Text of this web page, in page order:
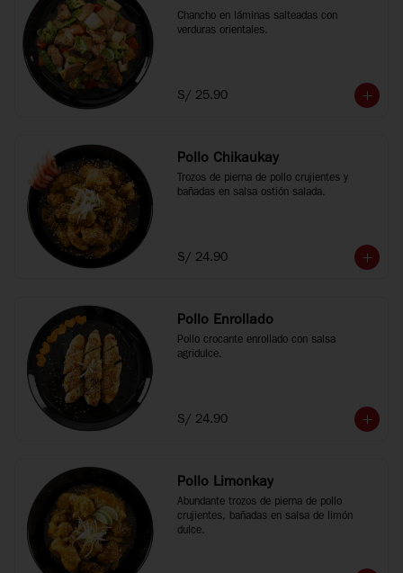
Chancho en láminas salteadas con
verduras orientales.
S/ 25.90
Pollo Chikaukay
Trozos de pierna de pollo crujientes y
bañadas en salsa ostión salada.
S/ 24.90
Pollo Enrollado
Pollo crocante enrollado con salsa
agridulce.
S/ 24.90
Pollo Limonkay
Abundante trozos de pierna de pollo
crujientes, bañadas en salsa de limón
dulce.